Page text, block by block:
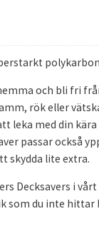
och bli fri
rök eller
leka med din kära
passar också
skydda lite extra.
Decksavers i
som du inte hittar